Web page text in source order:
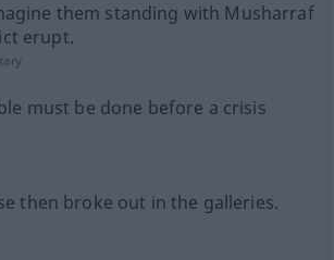
them standing with Musharraf
erupt.
must be done before a crisis
then broke out in the galleries.